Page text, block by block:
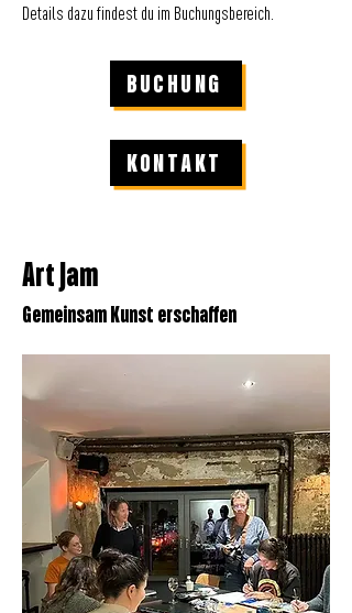
Details dazu findest du im Buchungsbereich.
BUCHUNG
KONTAKT
Art Jam
Gemeinsam Kunst erschaffen